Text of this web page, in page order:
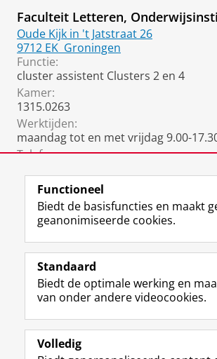
Faculteit Letteren,
Oude Kijk in 't Jatstraat 26
9712 EK Groningen
Functie:
cluster assistent Clusters 2 en 4
Kamer:
1315.0263
Werktijden:
maandag tot en met vrijdag 9.00-
Telefoon:
Volg de RUG
F
a
e
b
o
L
i
k
e
I
R
S
-
f
e
Studiekiezers
Alumni
Functioneel
Biedt de basisfuncties en maakt
geanonimiseerde cookies.
Standaard
Biedt de optimale werking en
van onder andere videocookies.
Volledig